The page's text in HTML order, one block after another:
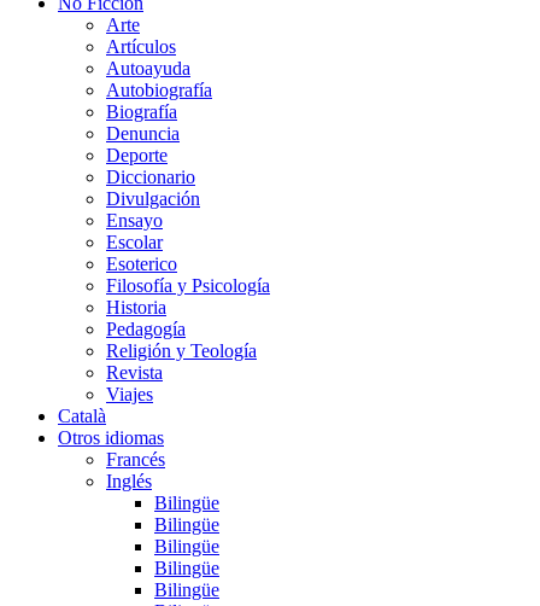
Arte
Artículos
Autoayuda
Autobiografía
Biografía
Denuncia
Deporte
Diccionario
Divulgación
Ensayo
Escolar
Esoterico
Filosofía y Psicología
Historia
Pedagogía
Religión y Teología
Revista
Viajes
Català
Otros idiomas
Francés
Inglés
Bilingüe
Bilingüe
Bilingüe
Bilingüe
Bilingüe